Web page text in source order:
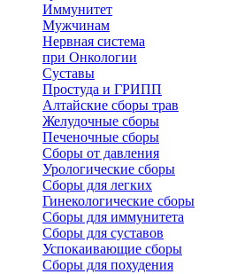
Иммунитет
Мужчинам
Нервная система
при Онкологии
Суставы
Простуда и ГРИПП
Алтайские сборы трав
Желудочные сборы
Печеночные сборы
Сборы от давления
Урологические сборы
Сборы для легких
Гинекологические сборы
Сборы для иммунитета
Сборы для суставов
Успокаивающие сборы
Сборы для похудения